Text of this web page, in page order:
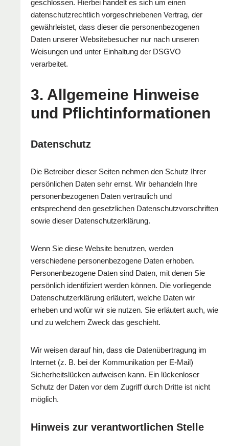
geschlossen. Hierbei handelt es sich um einen
datenschutzrechtlich vorgeschriebenen Vertrag, der
gewährleistet, dass dieser die personenbezogenen
Daten unserer Websitebesucher nur nach unseren
Weisungen und unter Einhaltung der DSGVO
verarbeitet.
3. Allgemeine Hinweise
und Pflicht­informationen
Datenschutz
Die Betreiber dieser Seiten nehmen den Schutz Ihrer
persönlichen Daten sehr ernst. Wir behandeln Ihre
personenbezogenen Daten vertraulich und
entsprechend den gesetzlichen Datenschutzvorschriften
sowie dieser Datenschutzerklärung.
Wenn Sie diese Website benutzen, werden
verschiedene personenbezogene Daten erhoben.
Personenbezogene Daten sind Daten, mit denen Sie
persönlich identifiziert werden können. Die vorliegende
Datenschutzerklärung erläutert, welche Daten wir
erheben und wofür wir sie nutzen. Sie erläutert auch, wie
und zu welchem Zweck das geschieht.
Wir weisen darauf hin, dass die Datenübertragung im
Internet (z. B. bei der Kommunikation per E-Mail)
Sicherheitslücken aufweisen kann. Ein lückenloser
Schutz der Daten vor dem Zugriff durch Dritte ist nicht
möglich.
Hinweis zur verantwortlichen Stelle